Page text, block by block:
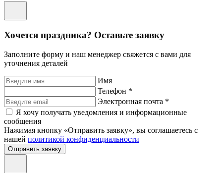
Хочется праздника? Оставьте заявку
Заполните форму и наш менеджер свяжется с вами для
уточнения деталей
Имя
Телефон *
Электронная почта *
Я хочу получать уведомления и информационные
сообщения
Нажимая кнопку «Отправить заявку», вы соглашаетесь с
нашей политикой конфиденциальности
Отправить заявку